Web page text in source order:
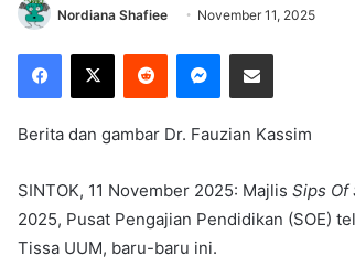
Nordiana Shafiee November 11, 2025
Berita dan gambar Dr. Fauzian Kassim
SINTOK, 11 November 2025: Majlis Sips Of
2025, Pusat Pengajian Pendidikan (SOE)
Tissa UUM, baru-baru ini.